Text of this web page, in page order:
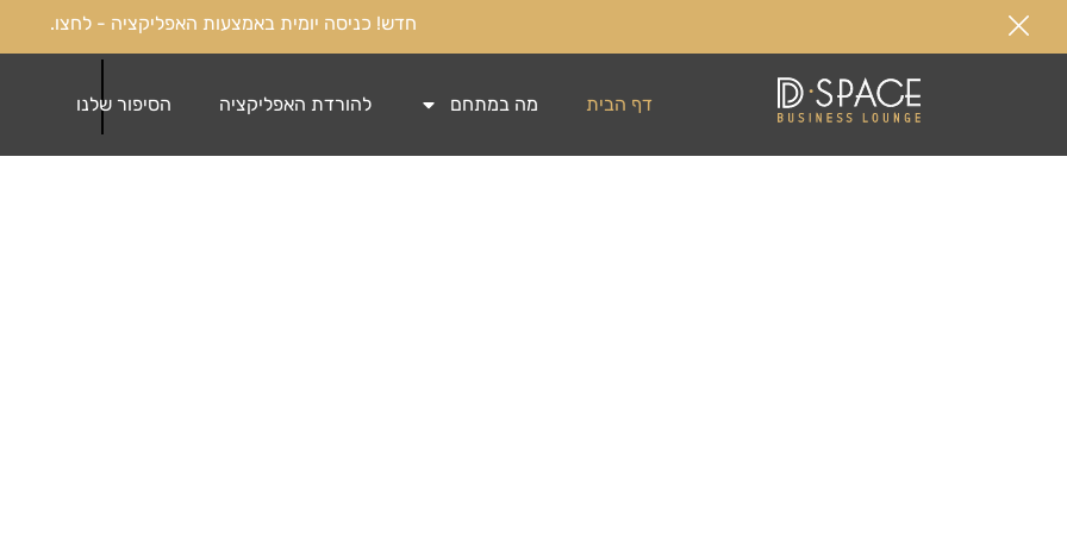
חדש! כניסה יומית באמצעות האפליקציה - לחצו.
דף הבית מה במתחם להורדת האפליקציה הסיפור שלנו
בגמישות מלאה וללא התחייבות.